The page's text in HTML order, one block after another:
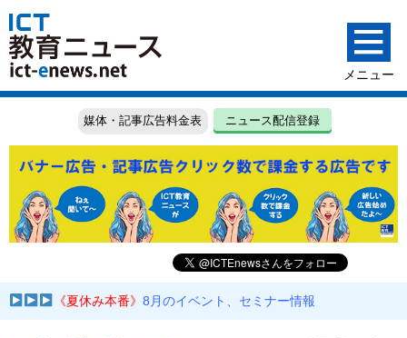
媒体・記事広告料金表 ニュース配信登録
《夏休み本番》8月のイベント、セミナー情報